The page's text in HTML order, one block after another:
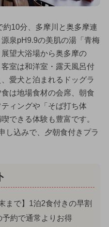
10分、多摩川と奥多摩連
泉pH9.9の美肌の湯「青梅
望大浴場から奥多摩の
室は和洋室・露天風呂付
愛犬と泊まれるドッグラ
は地場食材の会席、朝食
ィングや「そば打ち体
できる体験も豊富です。
し込みで、夕朝食付きプラ
まで】1泊2食付きの早割
約で通常よりお得